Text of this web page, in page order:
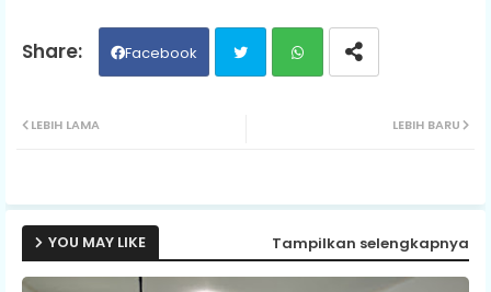
Facebook
ap
p
LEBIH BARU
LEBIH LAMA
YOU MAY LIKE Tampilkan selengkapnya